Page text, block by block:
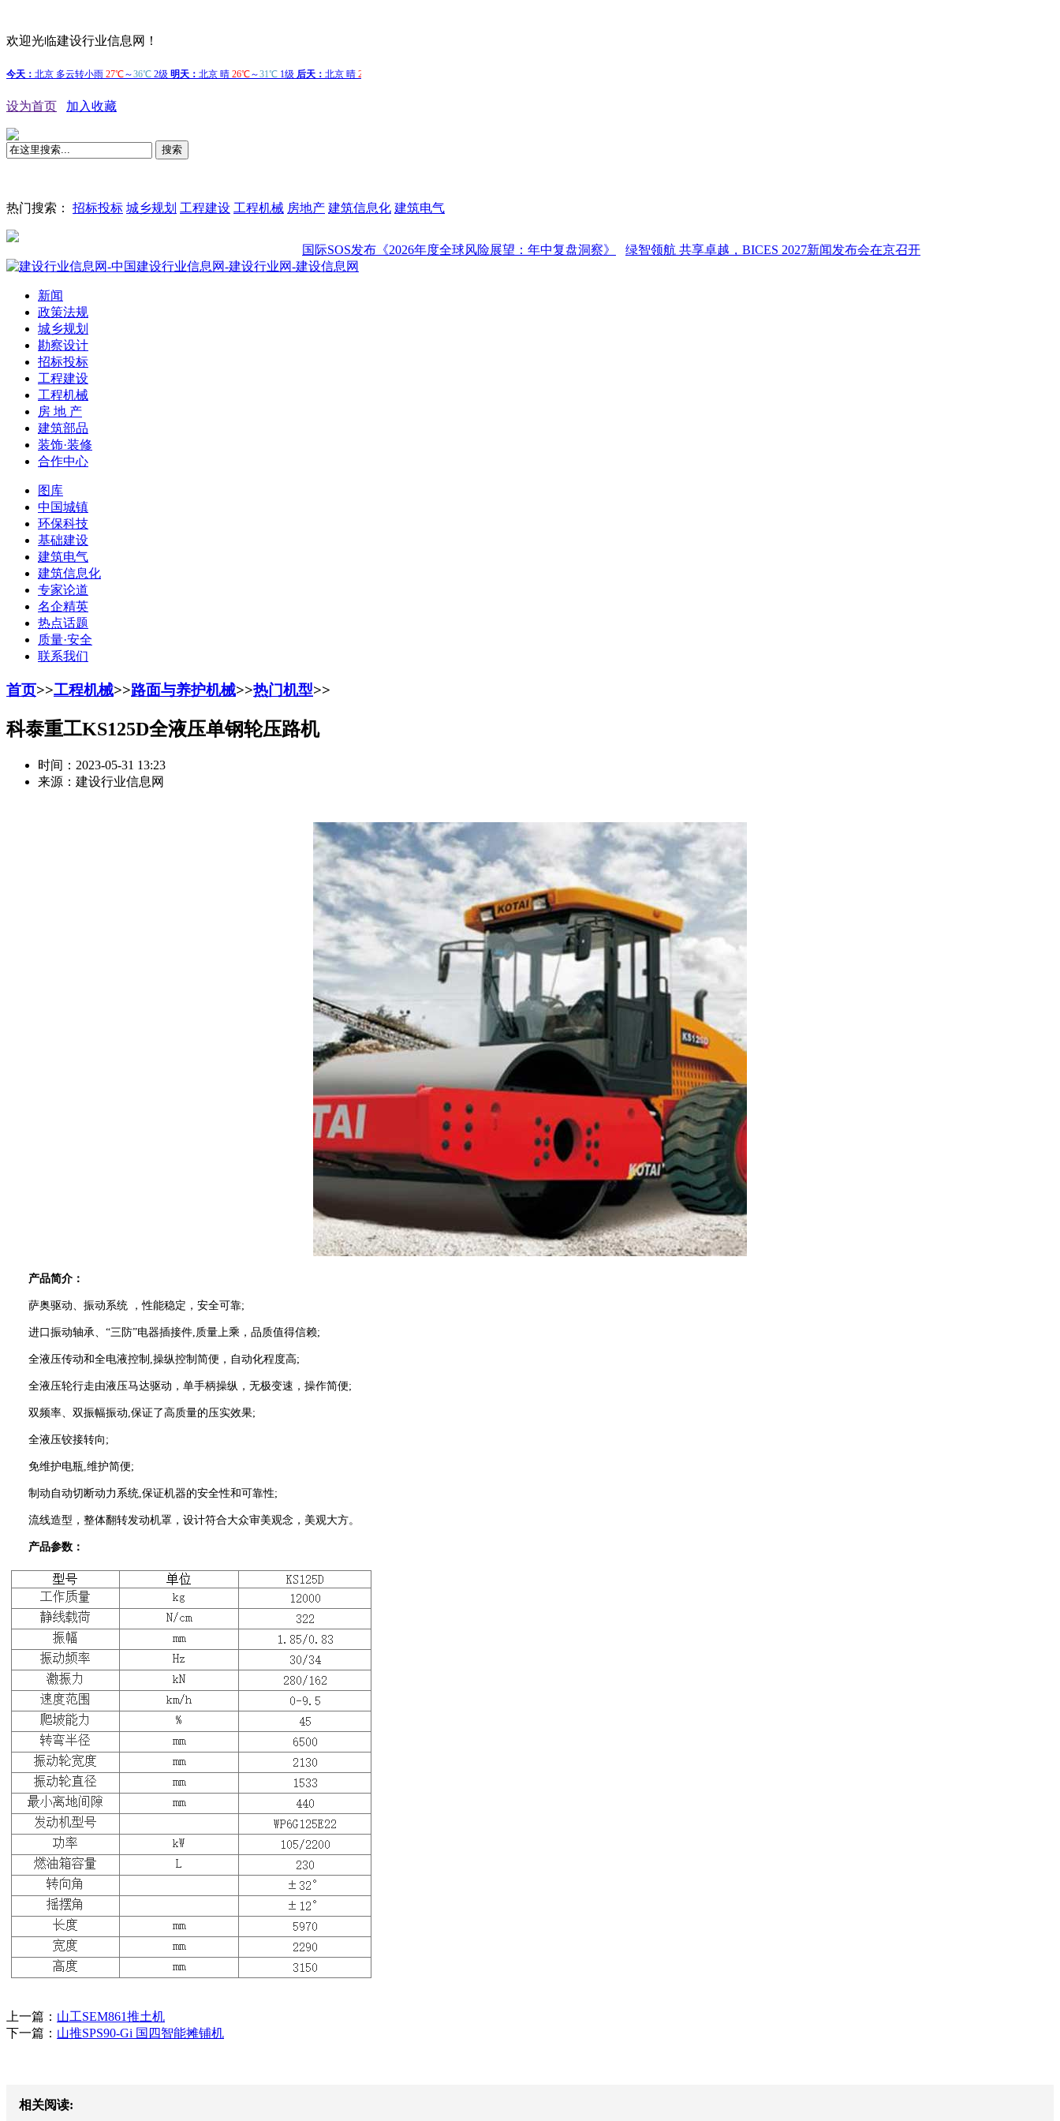
欢迎光临建设行业信息网！
设为首页 加入收藏
搜索
热门搜索： 招标投标 城乡规划 工程建设 工程机械 房地产 建筑信息化 建筑电气
国际SOS发布《2026年度全球风险展望：年中复盘洞察》 绿智领航 共享卓越，BICES 2027新闻发布会在京召开
新闻
政策法规
城乡规划
勘察设计
招标投标
工程建设
工程机械
房 地 产
建筑部品
装饰·装修
合作中心
图库
中国城镇
环保科技
基础建设
建筑电气
建筑信息化
专家论道
名企精英
热点话题
质量·安全
联系我们
首页>>工程机械>>路面与养护机械>>热门机型>>
科泰重工KS125D全液压单钢轮压路机
时间：2023-05-31 13:23
来源：建设行业信息网
产品简介：
萨奥驱动、振动系统 ，性能稳定，安全可靠;
进口振动轴承、“三防”电器插接件,质量上乘，品质值得信赖;
全液压传动和全电液控制,操纵控制简便，自动化程度高;
全液压轮行走由液压马达驱动，单手柄操纵，无极变速，操作简便;
双频率、双振幅振动,保证了高质量的压实效果;
全液压铰接转向;
免维护电瓶,维护简便;
制动自动切断动力系统,保证机器的安全性和可靠性;
流线造型，整体翻转发动机罩，设计符合大众审美观念，美观大方。
产品参数：
上一篇： 山工SEM861推土机
下一篇： 山推SPS90-Gi 国四智能摊铺机
相关阅读: